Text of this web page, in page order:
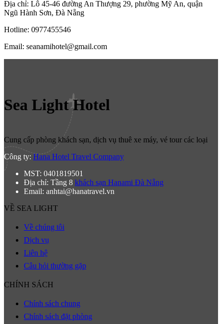
Địa chỉ: Lô 45-46 đường An Thượng 29, phường Mỹ An, quận
Ngũ Hành Sơn, Đà Nẵng
Hotline: 0977455546
Email: seanamihotel@gmail.com
Sea Light Hotel
Cung cấp phòng khách sạn, dịch vụ thuê xe máy, vé tour các loại
Công ty: Hana Hotel Travel Company
MST: 0401819501
Địa chỉ: Tầng 8 khách sạn Hanami Đà Nẵng
Email: anhtai@hanatravel.vn
VỀ SEA LIGHT
Về chúng tôi
Dịch vụ
Liên hệ
Câu hỏi thường gặp
CHÍNH SÁCH
Chính sách chung
Chính sách đặt phòng